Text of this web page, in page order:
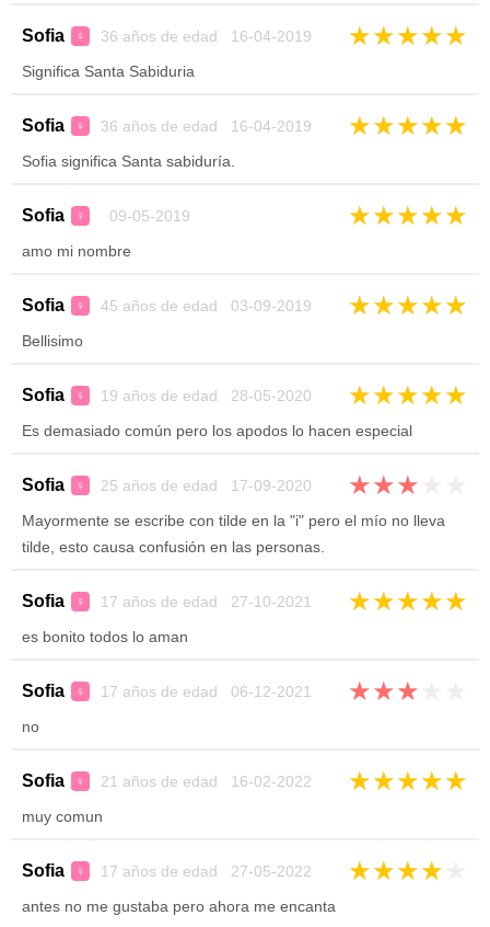
Sofia ♀ 36 años de edad 16-04-2019 ★★★★★
Significa Santa Sabiduria
Sofia ♀ 36 años de edad 16-04-2019 ★★★★★
Sofia significa Santa sabiduría.
Sofia ♀ 09-05-2019 ★★★★★
amo mi nombre
Sofia ♀ 45 años de edad 03-09-2019 ★★★★★
Bellisimo
Sofia ♀ 19 años de edad 28-05-2020 ★★★★★
Es demasiado común pero los apodos lo hacen especial
Sofia ♀ 25 años de edad 17-09-2020 ★★★
Mayormente se escribe con tilde en la "i" pero el mío no lleva
tilde, esto causa confusión en las personas.
Sofia ♀ 17 años de edad 27-10-2021 ★★★★★
es bonito todos lo aman
Sofia ♀ 17 años de edad 06-12-2021 ★★★
no
Sofia ♀ 21 años de edad 16-02-2022 ★★★★★
muy comun
Sofia ♀ 17 años de edad 27-05-2022 ★★★★
antes no me gustaba pero ahora me encanta